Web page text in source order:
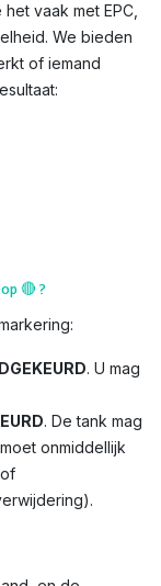
vaak met EPC,
We bieden
of iemand
🔴?
. U mag
. De tank mag
onmiddellijk